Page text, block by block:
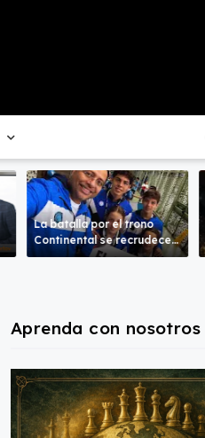
La batalla por el trono
Continental se recrudece
en la Sub-18 en ambas
Aprenda con nosotros